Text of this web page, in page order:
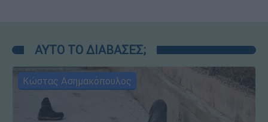
ΑΥΤΟ ΤΟ ΔΙΑΒΑΣΕΣ;
Κώστας Ασημακόπουλος